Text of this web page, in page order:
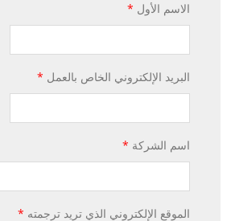
الاسم الأول *
البريد الإلكتروني الخاص بالعمل *
اسم الشركة *
الموقع الإلكتروني الذي تريد ترجمته *